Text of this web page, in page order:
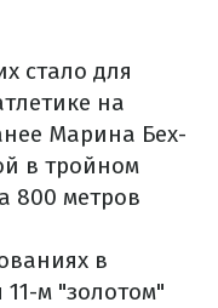
стало для
на
Марина Бех-
в тройном
800 метров
в
м "золотом"